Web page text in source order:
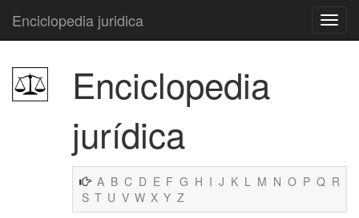
Enciclopedia juridica
Enciclopedia
jurídica
A B C D E F G H I J K L M N O P Q R
S T U V W X Y Z